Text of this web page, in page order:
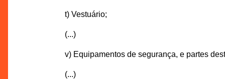
t) Vestuário;
(...)
v) Equipamentos de segurança, e partes
(...)